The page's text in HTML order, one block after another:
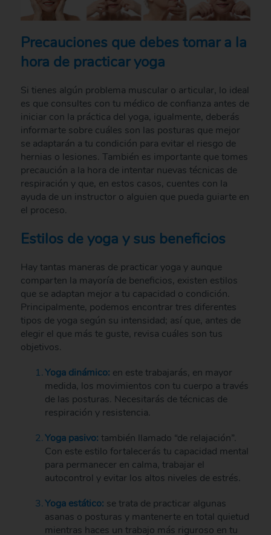
Precauciones que debes tomar a la
hora de practicar yoga
Si tienes algún problema muscular o articular, lo ideal
es que consultes con tu médico de confianza antes de
iniciar con la práctica del yoga, igualmente, deberás
informarte sobre cuáles son las posturas que mejor
se adaptarán a tu condición para evitar el riesgo de
hernias o lesiones. También es importante que tomes
precaución a la hora de intentar nuevas técnicas de
respiración y que, en estos casos, cuentes con la
ayuda de un instructor o alguien que pueda guiarte en
el proceso.
Estilos de yoga y sus beneficios
Hay tantas maneras de practicar yoga y aunque
comparten la mayoría de beneficios, existen estilos
que se adaptan mejor a tu capacidad o condición.
Principalmente, podemos encontrar tres diferentes
tipos de yoga según su intensidad; así que, antes de
elegir el que más te guste, revisa cuáles son tus
objetivos.
Yoga dinámico: en este trabajarás, en mayor
medida, los movimientos con tu cuerpo a través
de las posturas. Necesitarás de técnicas de
respiración y resistencia.
Yoga pasivo: también llamado “de relajación”.
Con este estilo fortalecerás tu capacidad mental
para permanecer en calma, trabajar el
autocontrol y evitar los altos niveles de estrés.
Yoga estático: se trata de practicar algunas
asanas o posturas y mantenerte en total quietud
mientras haces un trabajo más riguroso en tu